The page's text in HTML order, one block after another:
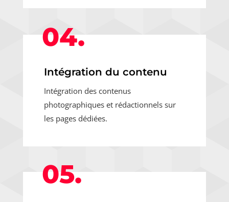
04.
Intégration du contenu
Intégration des contenus
photographiques et rédactionnels sur
les pages dédiées.
05.